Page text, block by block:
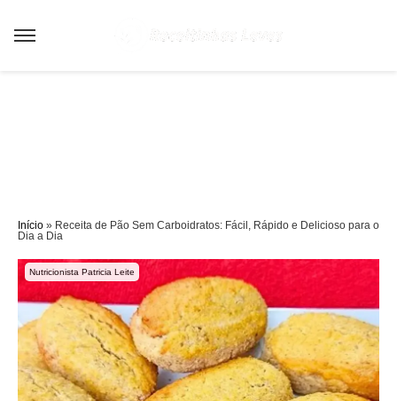
Início » Receita de Pão Sem Carboidratos: Fácil, Rápido e Delicioso para o
Dia a Dia
Nutricionista Patricia Leite